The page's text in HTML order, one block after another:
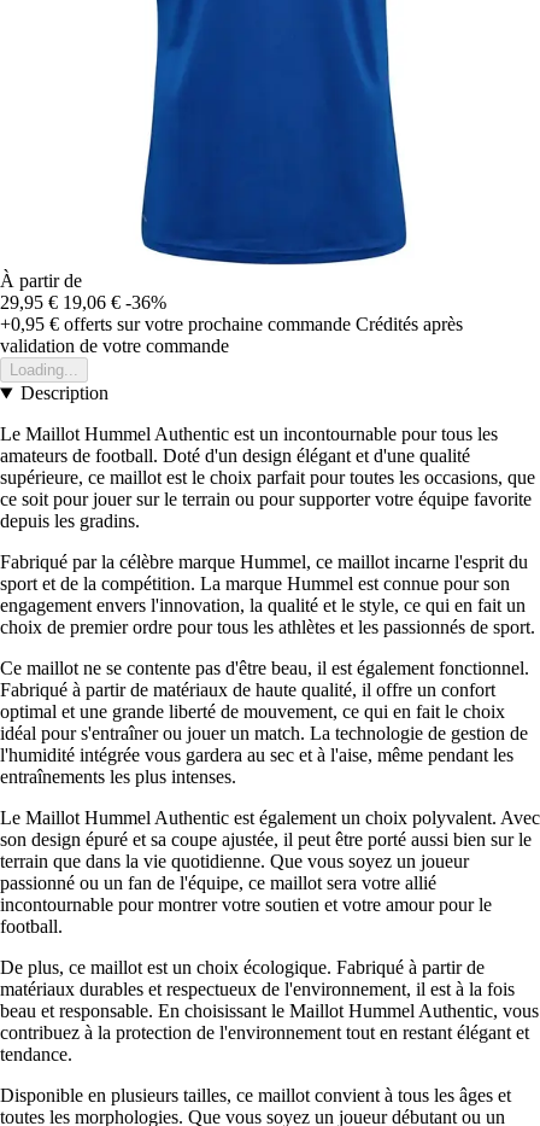
À partir de
29,95 € 19,06 € -36%
+0,95 € offerts sur votre prochaine commande Crédités après
validation de votre commande
Loading...
Description
Le Maillot Hummel Authentic est un incontournable pour tous les
amateurs de football. Doté d'un design élégant et d'une qualité
supérieure, ce maillot est le choix parfait pour toutes les occasions, que
ce soit pour jouer sur le terrain ou pour supporter votre équipe favorite
depuis les gradins.
Fabriqué par la célèbre marque Hummel, ce maillot incarne l'esprit du
sport et de la compétition. La marque Hummel est connue pour son
engagement envers l'innovation, la qualité et le style, ce qui en fait un
choix de premier ordre pour tous les athlètes et les passionnés de sport.
Ce maillot ne se contente pas d'être beau, il est également fonctionnel.
Fabriqué à partir de matériaux de haute qualité, il offre un confort
optimal et une grande liberté de mouvement, ce qui en fait le choix
idéal pour s'entraîner ou jouer un match. La technologie de gestion de
l'humidité intégrée vous gardera au sec et à l'aise, même pendant les
entraînements les plus intenses.
Le Maillot Hummel Authentic est également un choix polyvalent. Avec
son design épuré et sa coupe ajustée, il peut être porté aussi bien sur le
terrain que dans la vie quotidienne. Que vous soyez un joueur
passionné ou un fan de l'équipe, ce maillot sera votre allié
incontournable pour montrer votre soutien et votre amour pour le
football.
De plus, ce maillot est un choix écologique. Fabriqué à partir de
matériaux durables et respectueux de l'environnement, il est à la fois
beau et responsable. En choisissant le Maillot Hummel Authentic, vous
contribuez à la protection de l'environnement tout en restant élégant et
tendance.
Disponible en plusieurs tailles, ce maillot convient à tous les âges et
toutes les morphologies. Que vous soyez un joueur débutant ou un